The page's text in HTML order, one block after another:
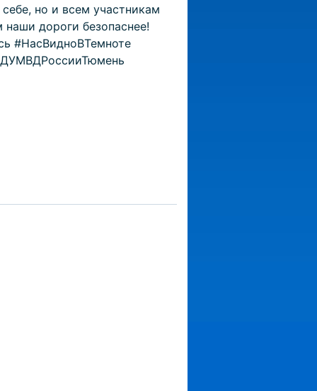
но и всем участникам
дороги безопаснее!
#НасВидноВТемноте